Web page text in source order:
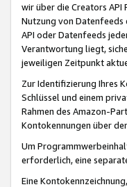
wir über die Creators
Nutzung von Datenfeeds
API oder Datenfeeds
Verantwortung liegt,
jeweiligen Zeitpunkt
Zur Identifizierung Ihres
Schlüssel und einem
Rahmen des Amazon-
Kontokennungen über
Um
erforderlich, eine
Eine